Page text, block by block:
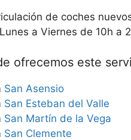
de coches
a Viernes de 10h a
ofrecemos este
San Asensio
Esteban del Valle
Martín de la Vega
Clemente